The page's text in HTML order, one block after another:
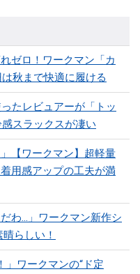
ゼロ！ワークマン「カ
秋まで快適に履ける
たレビュアーが「トッ
スラックスが凄い
【ワークマン】超軽量
用感アップの工夫が満
わ...」ワークマン新作シ
らしい！
」ワークマンの“ド定